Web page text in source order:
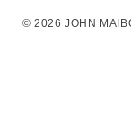
© 2026 JOHN